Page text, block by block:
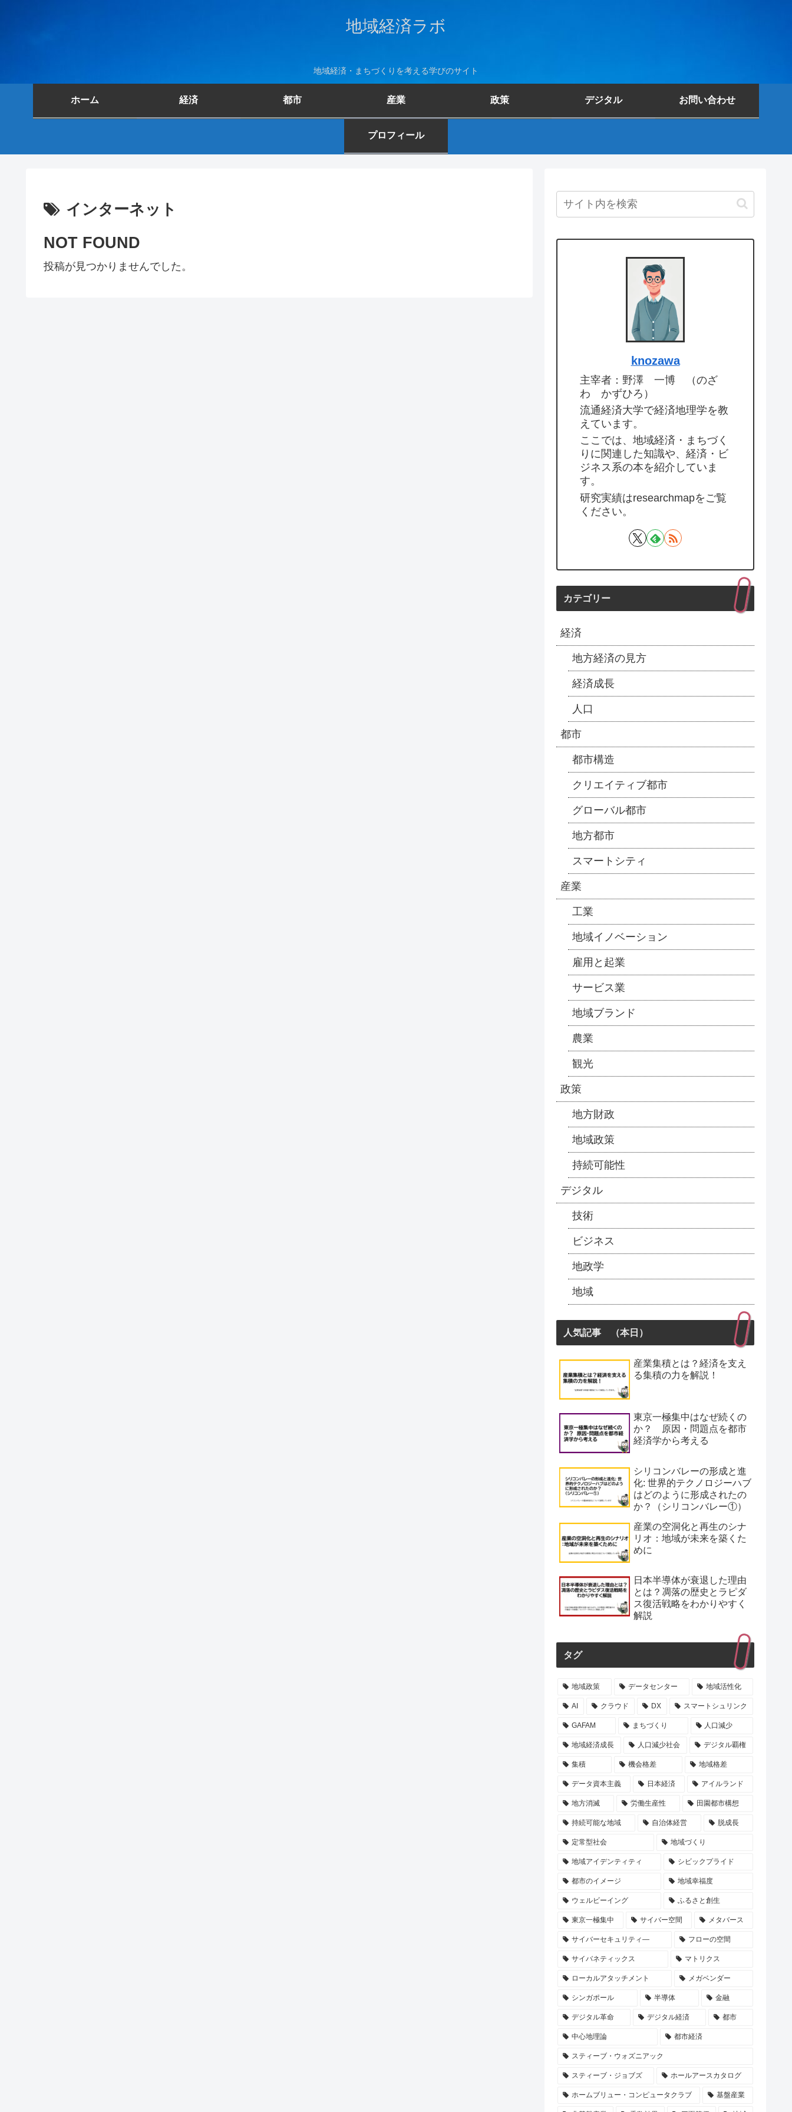
地域経済ラボ
地域経済・まちづくりを考える学びのサイト
ホーム 経済 都市 産業 政策 デジタル お問い合わせ
プロフィール
インターネット
NOT FOUND
投稿が見つかりませんでした。
knozawa
主宰者：野澤 一博 （のざ
わ かずひろ）
流通経済大学で経済地理学を教
えています。
ここでは、地域経済・まちづく
りに関連した知識や、経済・ビ
ジネス系の本を紹介していま
す。
研究実績はresearchmapをご覧
ください。
カテゴリー
経済
地方経済の見方
経済成長
人口
都市
都市構造
クリエイティブ都市
グローバル都市
地方都市
スマートシティ
産業
工業
地域イノベーション
雇用と起業
サービス業
地域ブランド
農業
観光
政策
地方財政
地域政策
持続可能性
デジタル
技術
ビジネス
地政学
地域
人気記事 （本日）
産業集積とは？経済を支え
る集積の力を解説！
東京一極集中はなぜ続くの
か？ 原因・問題点を都市
経済学から考える
シリコンバレーの形成と進
化: 世界的テクノロジーハブ
はどのように形成されたの
か？（シリコンバレー①）
産業の空洞化と再生のシナ
リオ：地域が未来を築くた
めに
日本半導体が衰退した理由
とは？凋落の歴史とラピダ
ス復活戦略をわかりやすく
解説
タグ
地域政策 データセンター 地域活性化
AI クラウド DX スマートシュリンク
GAFAM まちづくり 人口減少
地域経済成長 人口減少社会 デジタル覇権
集積 機会格差 地域格差
データ資本主義 日本経済 アイルランド
地方消滅 労働生産性 田園都市構想
持続可能な地域 自治体経営 脱成長
定常型社会 地域づくり
地域アイデンティティ シビックプライド
都市のイメージ 地域幸福度
ウェルビーイング ふるさと創生
東京一極集中 サイバー空間 メタバース
サイバーセキュリティ― フローの空間
サイバネティックス マトリクス
ローカルアタッチメント メガベンダー
シンガポール 半導体 金融
デジタル革命 デジタル経済 都市
中心地理論 都市経済
スティーブ・ウォズニアック
スティーブ・ジョブズ ホールアースカタログ
ホームブリュー・コンピュータクラブ 基盤産業